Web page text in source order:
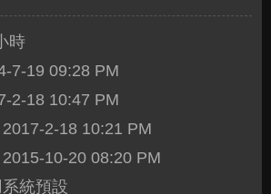
時
7-19 09:28 PM
2-18 10:47 PM
2017-2-18 10:21 PM
2015-10-20 08:20 PM
統預設